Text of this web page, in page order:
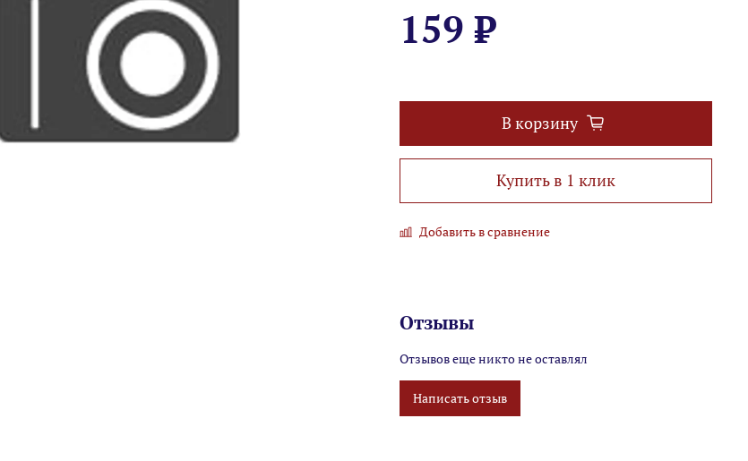
159 ₽
В корзину
Купить в 1 клик
Добавить в сравнение
Отзывы
Отзывов еще никто не оставлял
Написать отзыв